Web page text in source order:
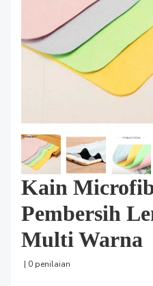
Kain
Pembersih
Multi Warna
| 0 penilaian